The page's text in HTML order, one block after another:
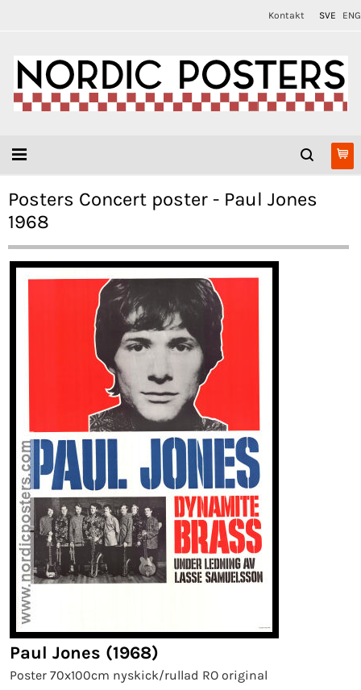
Kontakt SVE ENG
Posters Concert poster - Paul Jones
1968
Paul Jones (1968)
Poster 70x100cm nyskick/rullad RO original